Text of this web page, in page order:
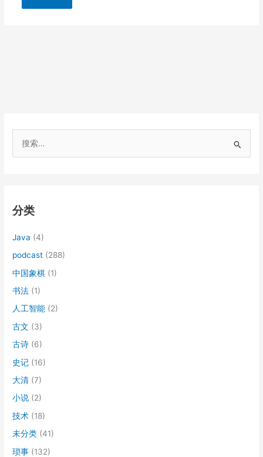
分类
Java (4)
podcast (288)
中国象棋 (1)
书法 (1)
人工智能 (2)
古文 (3)
古诗 (6)
史记 (16)
大清 (7)
小说 (2)
技术 (18)
未分类 (41)
琐事 (132)